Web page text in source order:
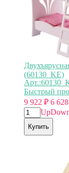
(60130_KE)
Быстрый
9 922 ₽ 6 628
Up
Купить